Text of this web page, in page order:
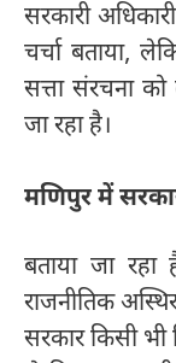
सरकारी
चर्चा बताया,
सत्ता संरचना
जा रहा है।
मणिपुर में
बताया जा
राजनीतिक
सरकार किसी